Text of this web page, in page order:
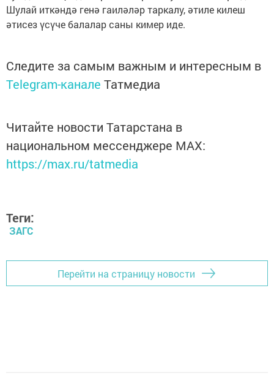
Шулай иткәндә генә гаиләләр таркалу, әтиле килеш
әтисез үсүче балалар саны кимер иде.
Следите за самым важным и интересным в
Telegram-канале Татмедиа
Читайте новости Татарстана в
национальном мессенджере MАХ:
https://max.ru/tatmedia
Теги:
ЗАГС
Перейти на страницу новости